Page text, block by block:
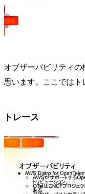
オブザーバビリティ
思います。ここではト
トレース